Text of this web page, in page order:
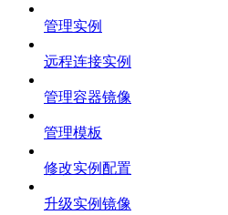
管理实例
远程连接实例
管理容器镜像
管理模板
修改实例配置
升级实例镜像